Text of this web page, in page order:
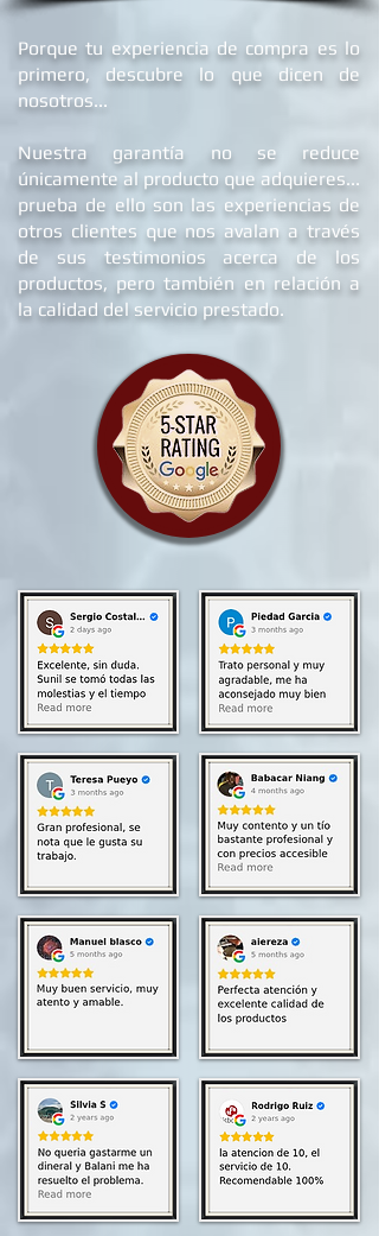
Porque tu experiencia de compra es lo
primero, descubre lo que dicen de
nosotros...
Nuestra garantía no se reduce
únicamente al producto que adquieres...
prueba de ello son las experiencias de
otros clientes que nos avalan a través
de sus testimonios acerca de los
productos, pero también en relación a
la calidad del servicio prestado.